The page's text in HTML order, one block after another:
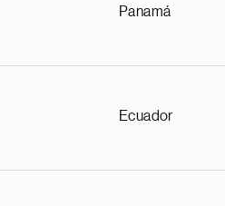
Panamá
Ecuador